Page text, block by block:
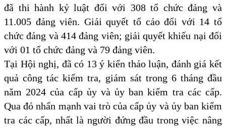
đã thi hành kỷ luật đối với 308 tổ chức đảng và
11.005 đảng viên. Giải quyết tố cáo đối với 14 tổ
chức đảng và 414 đảng viên; giải quyết khiếu nại đối
với 01 tổ chức đảng và 79 đảng viên.
Tại Hội nghị, đã có 13 ý kiến thảo luận, đánh giá kết
quả công tác kiểm tra, giám sát trong 6 tháng đầu
năm 2024 của cấp ủy và ủy ban kiểm tra các cấp.
Qua đó nhấn mạnh vai trò của cấp ủy và ủy ban kiểm
tra các cấp, nhất là người đứng đầu trong việc nâng